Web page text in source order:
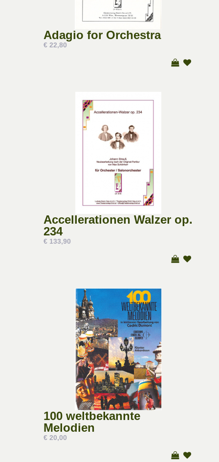
Adagio for Orchestra
€ 22,80
Accellerationen Walzer op.
234
€ 133,90
100 weltbekannte
Melodien
€ 20,00